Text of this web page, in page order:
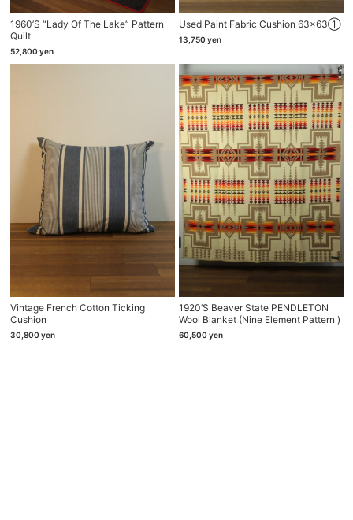
1960’s “Lady Of The Lake” Pattern
Quilt
52,800 yen
Used Paint Fabric Cushion 63×63①
13,750 yen
Vintage French Cotton Ticking
Cushion
30,800 yen
1920’s Beaver State PENDLETON
Wool Blanket (nine Element Pattern )
60,500 yen